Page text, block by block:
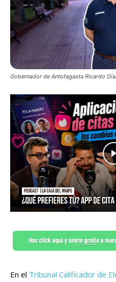
Gobernador de Antofagasta Ricardo
En el Tribunal Calificador de